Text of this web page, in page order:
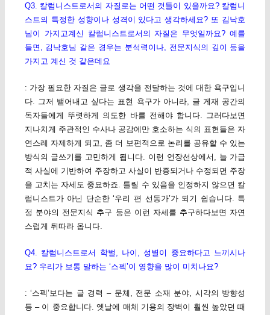
Q3. 칼럼니스트로서의 자질로는 어떤 것들이 있을까요? 칼럼니
스트의 특정한 성향이나 성격이 있다고 생각하세요? 또 김낙호
님이 가지고계신 칼럼니스트로서의 자질은 무엇일까요? 예를
들면, 김낙호님 같은 경우는 분석력이나, 전문지식의 깊이 등을
가지고 계신 것 같은데요
: 가장 필요한 자질은 글로 생각을 전달하는 것에 대한 욕구입니
다. 그저 뱉어내고 싶다는 표현 욕구가 아니라, 글 게재 공간의
독자들에게 뚜렷하게 의도한 바를 전해야 합니다. 그러다보면
지나치게 주관적인 수사나 공감에만 호소하는 식의 표현들은 자
연스레 자제하게 되고, 좀 더 보편적으로 논리를 공유할 수 있는
방식의 글쓰기를 고민하게 됩니다. 이런 연장선상에서, 늘 가급
적 사실에 기반하여 주장하고 사실이 반증되거나 수정되면 주장
을 고치는 자세도 중요하죠. 틀릴 수 있음을 인정하지 않으면 칼
럼니스트가 아닌 단순한 ‘우리 편 선동가’가 되기 쉽습니다. 특
정 분야의 전문지식 추구 등은 이런 자세를 추구하다보면 자연
스럽게 뒤따라 옵니다.
Q4. 칼럼니스트로서 학벌, 나이, 성별이 중요하다고 느끼시나
요? 우리가 보통 말하는 ‘스펙’이 영향을 많이 미치나요?
: ‘스펙’보다는 글 경력 – 문체, 전문 소재 분야, 시각의 방향성
등 – 이 중요합니다. 옛날에 매체 기용의 장벽이 훨씬 높았던 때